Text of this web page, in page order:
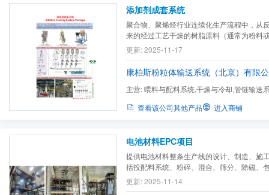
添加剂成套系统
聚合物、聚烯烃行业连续化生产流程中，从
来的经过工艺干燥的树脂原料（通常为粉料
与各种添加剂、助剂进行混炼并造粒，从而
颗粒。处理树脂原料与多种添加剂粉料或颗
添加剂系统或添加剂喂料系统。
更新: 2025-11-17
康柏斯粉粒体输送系统（北京）有限
主营:喂料与配料系统,干燥与冷却,管链输送
查看该公司其他产品 进入商铺
电池材料EPC项目
提供电池材料整条生产线的设计、制造、施
括投配料系统、粉碎、混合、筛分、除磁、
更新: 2025-11-14